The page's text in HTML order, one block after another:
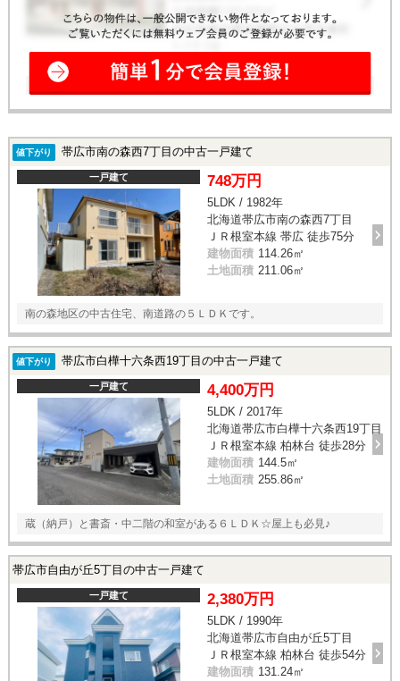
値下がり 帯広市南の森西7丁目の中古一戸建て
一戸建て 748万円
5LDK / 1982年
北海道帯広市南の森西7丁目
ＪＲ根室本線 帯広 徒歩75分
建物面積 114.26㎡
土地面積 211.06㎡
南の森地区の中古住宅、南道路の５ＬＤＫです。
値下がり 帯広市白樺十六条西19丁目の中古一戸建て
一戸建て 4,400万円
5LDK / 2017年
北海道帯広市白樺十六条西19丁目
ＪＲ根室本線 柏林台 徒歩28分
建物面積 144.5㎡
土地面積 255.86㎡
蔵（納戸）と書斎・中二階の和室がある６ＬＤＫ☆屋上も必見♪
帯広市自由が丘5丁目の中古一戸建て
一戸建て 2,380万円
5LDK / 1990年
北海道帯広市自由が丘5丁目
ＪＲ根室本線 柏林台 徒歩54分
建物面積 131.24㎡